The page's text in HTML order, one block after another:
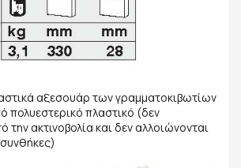
αξεσουάρ των γραμματοκιβωτίων
πολυεστερικό πλαστικό (δεν
την ακτινοβολία και δεν αλλοιώνονται